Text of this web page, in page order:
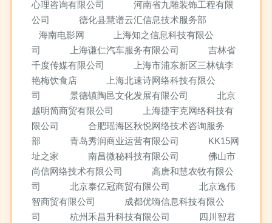
心理咨询有限公司
河南省九雕装饰工程有限
公司
德化县慧谱云汇信息技术服务部
海南电影网
上海知之信息科技有限公
司
上海谦仁汽车服务有限公司
吉林省
千度传媒有限公司
上海市浦东新区三林镇李
艳梅饮食店
上海北速诗网络科技有限公
司
景德镇陶邑文化发展有限公司
北京
越明简商贸有限公司
上海捷宇克网络科技有
限公司
合肥瑶海区秋悦网络技术咨询服务
部
青岛秀润商业运营有限公司
KK15网
址之家
南昌微秘科技有限公司
佛山市
尚信网络技术有限公司
高唐和慧农牧有限公
司
北京泰亿冠商贸有限公司
北京逸伟
智商贸有限公司
成都优嗨信息科技有限公
司
杭州禾昌升科技有限公司
四川智君